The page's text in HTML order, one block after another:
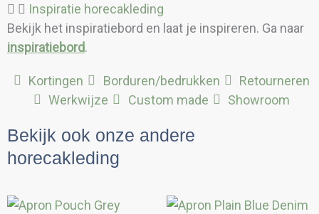
Inspiratie horecakleding
Bekijk het inspiratiebord en laat je inspireren. Ga naar
inspiratiebord.
Kortingen Borduren/bedrukken
Retourneren
Werkwijze
Custom made Showroom
Bekijk ook onze andere
horecakleding